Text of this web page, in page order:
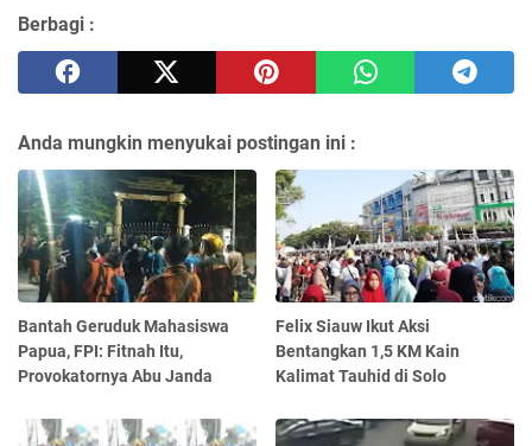
Berbagi :
Anda mungkin menyukai postingan ini :
Bantah Geruduk Mahasiswa
Papua, FPI: Fitnah Itu,
Provokatornya Abu Janda
Felix Siauw Ikut Aksi
Bentangkan 1,5 KM Kain
Kalimat Tauhid di Solo